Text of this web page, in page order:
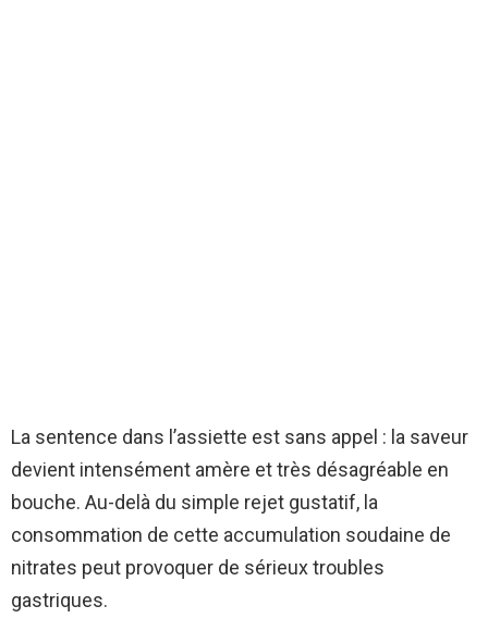
La sentence dans l’assiette est sans appel : la saveur
devient intensément amère et très désagréable en
bouche. Au-delà du simple rejet gustatif, la
consommation de cette accumulation soudaine de
nitrates peut provoquer de sérieux troubles
gastriques.